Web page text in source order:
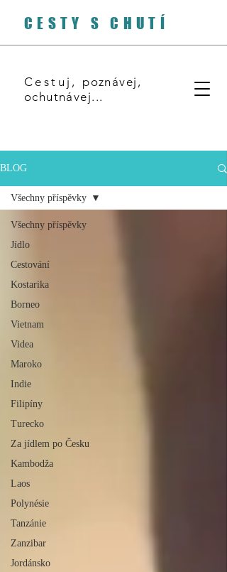
CESTY S CHUTÍ
Cestuj, poznávej,
ochutnávej...
BLOG
Všechny příspěvky
Jídlo
Cestování
Kostarika
Borneo
Vietnam
Videa
Maroko
Indie
Filipíny
Turecko
Za jídlem po Česku
Kambodža
Laos
Polynésie
Tanzánie
Zanzibar
Jordánsko
Všechny příspěvky